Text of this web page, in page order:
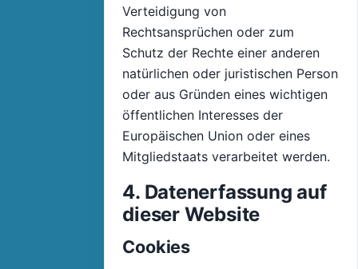
Verteidigung von
Rechtsansprüchen oder zum
Schutz der Rechte einer anderen
natürlichen oder juristischen Person
oder aus Gründen eines wichtigen
öffentlichen Interesses der
Europäischen Union oder eines
Mitgliedstaats verarbeitet werden.
4. Datenerfassung auf
dieser Website
Cookies